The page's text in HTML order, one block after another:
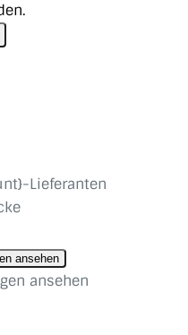
Lieferanten
ansehen
ansehen